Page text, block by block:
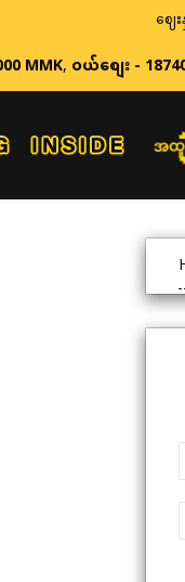
ဈေး
MMK,ဝယ်စျေး -
အထူ